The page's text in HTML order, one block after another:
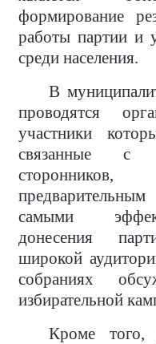
формирование
работы партии и
среди населения.
В
проводятся
участники
связанные с
самыми
донесения
широкой
собраниях
избирательной
Кроме того,